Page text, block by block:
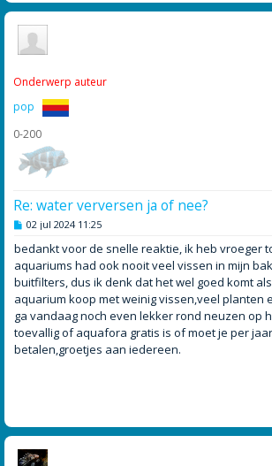
Onderwerp auteur
pop
0-200
Re: water verversen ja of nee?
B
r
i
c
h
02 jul 2024 11:25
bedankt voor de snelle reaktie, ik heb vroeger
aquariums had ook nooit veel vissen in mijn
buitfilters, dus ik denk dat het wel goed komt
aquarium koop met weinig vissen,veel planten
ga vandaag noch even lekker rond neuzen op
toevallig of aquafora gratis is of moet je per
betalen,groetjes aan iedereen.